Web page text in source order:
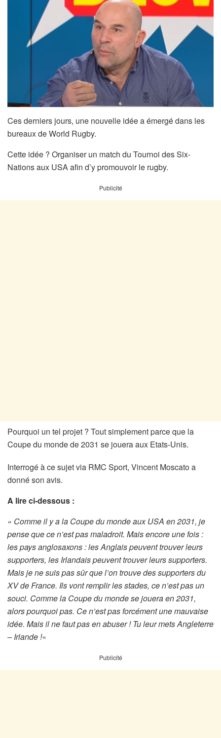
Ces derniers jours, une nouvelle idée a émergé dans les
bureaux de World Rugby.
Cette idée ? Organiser un match du Tournoi des Six-
Nations aux USA afin d’y promouvoir le rugby.
Publicité
Pourquoi un tel projet ? Tout simplement parce que la
Coupe du monde de 2031 se jouera aux Etats-Unis.
Interrogé à ce sujet via RMC Sport, Vincent Moscato a
donné son avis.
A lire ci-dessous :
« Comme il y a la Coupe du monde aux USA en 2031, je
pense que ce n’est pas maladroit. Mais encore une fois :
les pays anglosaxons : les Anglais peuvent trouver leurs
supporters, les Irlandais peuvent trouver leurs supporters.
Mais je ne suis pas sûr que l’on trouve des supporters du
XV de France. Ils vont remplir les stades, ce n’est pas un
souci. Comme la Coupe du monde se jouera en 2031,
alors pourquoi pas. Ce n’est pas forcément une mauvaise
idée. Mais il ne faut pas en abuser ! Tu leur mets Angleterre
– Irlande !«
Publicité